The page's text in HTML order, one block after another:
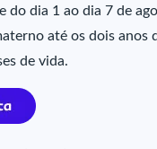
dia 1 ao dia 7 de
até os dois anos
de vida.